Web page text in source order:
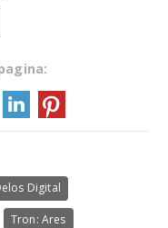
Digital
Tron: Ares